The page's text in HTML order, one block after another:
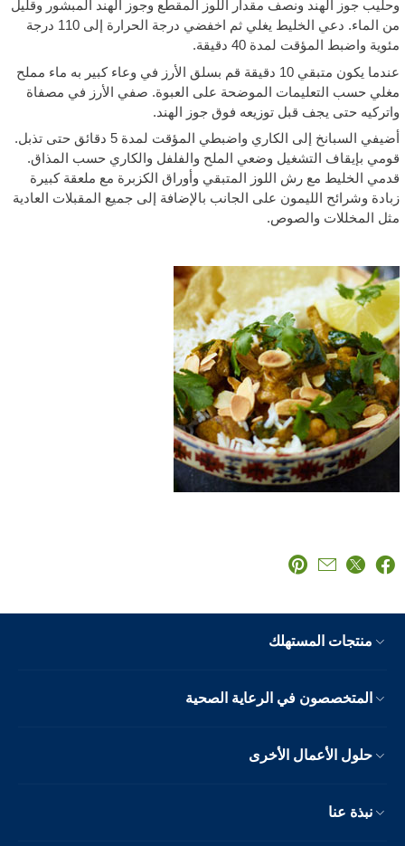
جوز الهند ونصف مقدار اللوز المقطع وجوز الهند المبشور وقليل
من الماء. دعي الخليط يغلي ثم اخفضي درجة الحرارة إلى 110 درجة
واضبط المؤقت لمدة 40 دقيقة.
عندما يكون متبقي 10 دقيقة قم بسلق الأرز في وعاء كبير به ماء مملح
حسب التعليمات الموضحة على العبوة. صفي الأرز في مصفاة
حتى يجف قبل توزيعه فوق جوز الهند.
أضيفي السبانخ إلى الكاري واضبطي المؤقت لمدة 5 دقائق حتى تذبل.
بإيقاف التشغيل وضعي الملح والفلفل والكاري حسب المذاق.
الخليط مع رش اللوز المتبقي وأوراق الكزبرة مع ملعقة كبيرة
وشرائح الليمون على الجانب بالإضافة إلى جميع المقبلات العادية
المخللات والصوص.
منتجات المستهلك
المتخصصون في الرعاية الصحية
حلول الأعمال الأخرى
نبذة عنا